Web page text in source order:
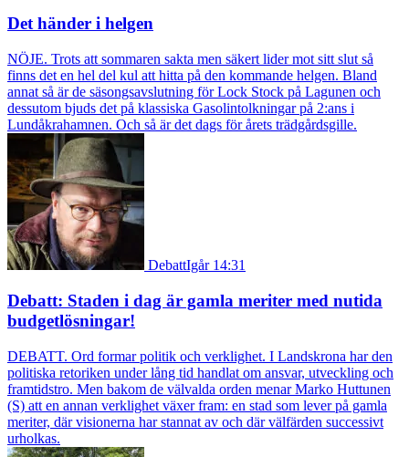
Det händer i helgen
NÖJE. Trots att sommaren sakta men säkert lider mot sitt slut så
finns det en hel del kul att hitta på den kommande helgen. Bland
annat så är de säsongsavslutning för Lock Stock på Lagunen och
dessutom bjuds det på klassiska Gasolintolkningar på 2:ans i
Lundåkrahamnen. Och så är det dags för årets trädgårdsgille.
DebattIgår 14:31
Debatt: Staden i dag är gamla meriter med nutida
budgetlösningar!
DEBATT. Ord formar politik och verklighet. I Landskrona har den
politiska retoriken under lång tid handlat om ansvar, utveckling och
framtidstro. Men bakom de välvalda orden menar Marko Huttunen
(S) att en annan verklighet växer fram: en stad som lever på gamla
meriter, där visionerna har stannat av och där välfärden successivt
urholkas.